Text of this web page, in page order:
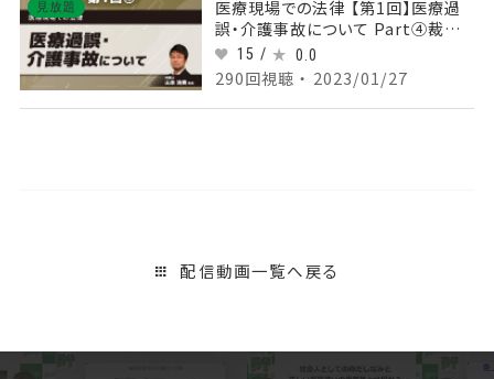
見放題
医療現場での法律 【第1回】医療過
誤・介護事故について Part④裁判
例の検討-ベットからの転落-
15 / 0.0
290回視聴 ・ 2023/01/27
配信動画一覧へ戻る